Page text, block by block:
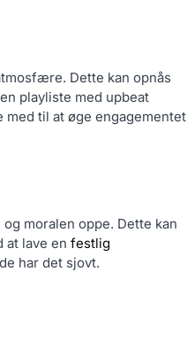
Dette kan opnås
playliste med upbeat
til at øge engagementet
moralen oppe. Dette kan
at lave en festlig
har det sjovt.